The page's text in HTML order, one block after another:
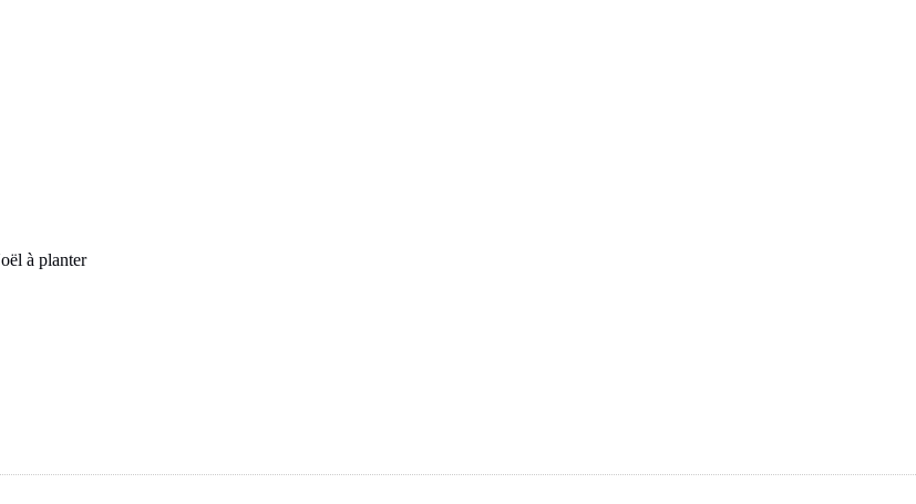
à planter